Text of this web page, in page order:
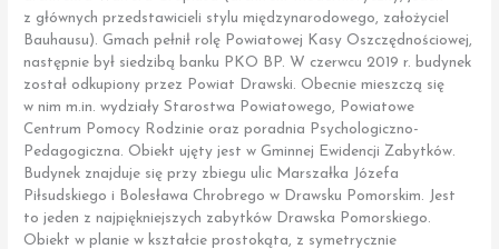
z głównych przedstawicieli stylu międzynarodowego, założyciel
Bauhausu). Gmach pełnił rolę Powiatowej Kasy Oszczędnościowej,
następnie był siedzibą banku PKO BP. W czerwcu 2019 r. budynek
został odkupiony przez Powiat Drawski. Obecnie mieszczą się
w nim m.in. wydziały Starostwa Powiatowego, Powiatowe
Centrum Pomocy Rodzinie oraz poradnia Psychologiczno-
Pedagogiczna. Obiekt ujęty jest w Gminnej Ewidencji Zabytków.
Budynek znajduje się przy zbiegu ulic Marszałka Józefa
Piłsudskiego i Bolesława Chrobrego w Drawsku Pomorskim. Jest
to jeden z najpiękniejszych zabytków Drawska Pomorskiego.
Obiekt w planie w kształcie prostokąta, z symetrycznie